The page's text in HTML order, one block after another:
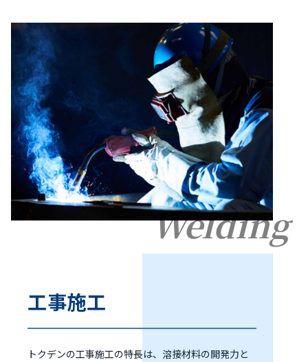
Welding
工事施工
トクデンの工事施工の特長は、溶接材料の開発力と